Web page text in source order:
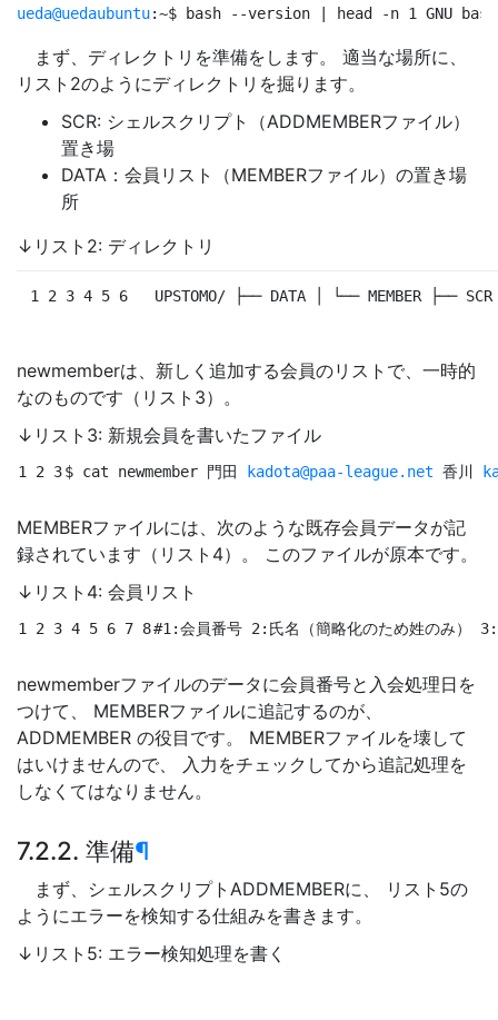
ueda@uedaubuntu:~$ bash --version | head -n 1 GNU
まず、ディレクトリを準備をします。 適当な場所に、
リスト2のようにディレクトリを掘ります。
SCR: シェルスクリプト（ADDMEMBERファイル）
置き場
DATA：会員リスト（MEMBERファイル）の置き場
所
↓リスト2: ディレクトリ
1 2 3 4 5 6 UPSTOMO/ ├── DATA │ └── MEMBER ├──
newmemberは、新しく追加する会員のリストで、一時的
なのものです（リスト3）。
↓リスト3: 新規会員を書いたファイル
1 2 3$ cat newmember 門田 kadota@paa-league.net 香川
MEMBERファイルには、次のような既存会員データが記
録されています（リスト4）。 このファイルが原本です。
↓リスト4: 会員リスト
1 2 3 4 5 6 7 8#1:会員番号 2:氏名（簡略化のため姓のみ）
newmemberファイルのデータに会員番号と入会処理日を
つけて、 MEMBERファイルに追記するのが、
ADDMEMBER の役目です。 MEMBERファイルを壊して
はいけませんので、 入力をチェックしてから追記処理を
しなくてはなりません。
7.2.2. 準備¶
まず、シェルスクリプトADDMEMBERに、 リスト5の
ようにエラーを検知する仕組みを書きます。
↓リスト5: エラー検知処理を書く